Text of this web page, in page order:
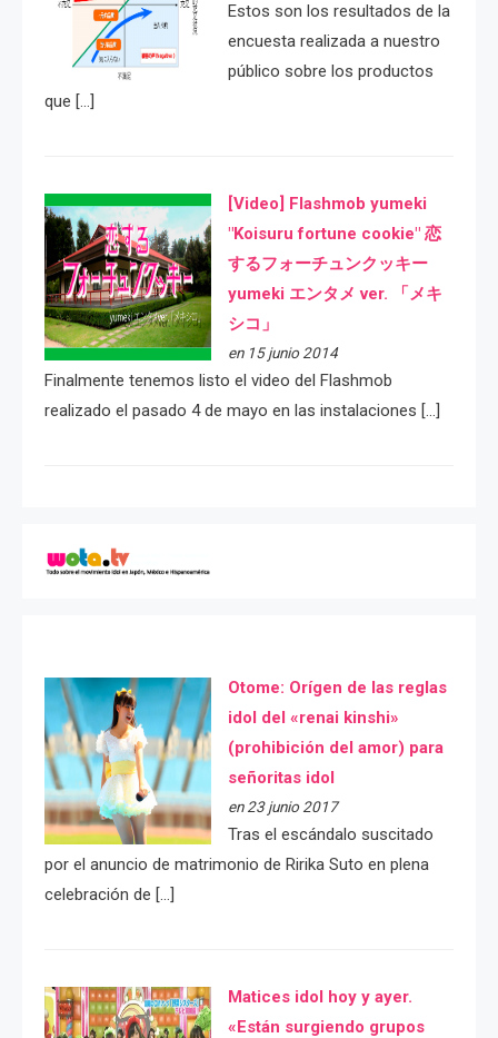
Estos son los resultados de la
encuesta realizada a nuestro
público sobre los productos
que […]
[Video] Flashmob yumeki
"Koisuru fortune cookie" 恋
するフォーチュンクッキー
yumeki エンタメ ver. 「メキ
シコ」
en 15 junio 2014
Finalmente tenemos listo el video del Flashmob
realizado el pasado 4 de mayo en las instalaciones […]
Otome: Orígen de las reglas
idol del «renai kinshi»
(prohibición del amor) para
señoritas idol
en 23 junio 2017
Tras el escándalo suscitado
por el anuncio de matrimonio de Ririka Suto en plena
celebración de […]
Matices idol hoy y ayer.
«Están surgiendo grupos